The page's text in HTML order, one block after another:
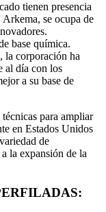
tienen presencia
Arkema, se ocupa de
base química.
la corporación ha
al día con los
a su base de
para ampliar
en Estados Unidos
de
la expansión de la